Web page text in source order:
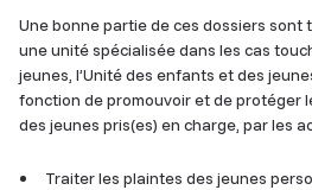
Une bonne partie de ces dossiers sont
une unité spécialisée dans les cas
jeunes, l’Unité des enfants et des
fonction de promouvoir et de protéger
des jeunes pris(es) en charge, par les
Traiter les plaintes des jeunes